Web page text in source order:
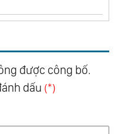
được công bố.
dấu (*)